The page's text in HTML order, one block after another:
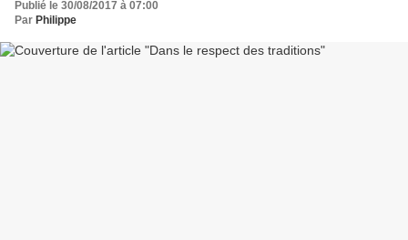
Publié le 30/08/2017 à 07:00
Par Philippe